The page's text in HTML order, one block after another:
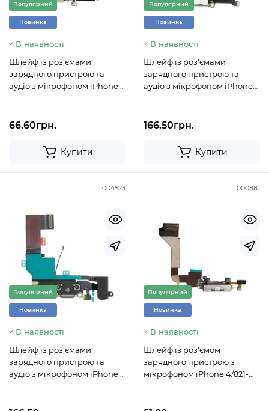
Популярний
Новинка
В наявності
Шлейф із роз'ємами
зарядного пристрою та
аудіо з мікрофоном iPhone
66.60грн.
Купити
Популярний
Новинка
В наявності
Шлейф із роз'ємами
зарядного пристрою та
аудіо з мікрофоном iPhone
166.50грн.
Купити
004523
Популярний
Новинка
В наявності
Шлейф із роз'ємами
зарядного пристрою та
аудіо з мікрофоном iPhone
000881
Популярний
Новинка
В наявності
Шлейф із роз'ємом
зарядного пристрою з
мікрофоном iPhone 4/821-